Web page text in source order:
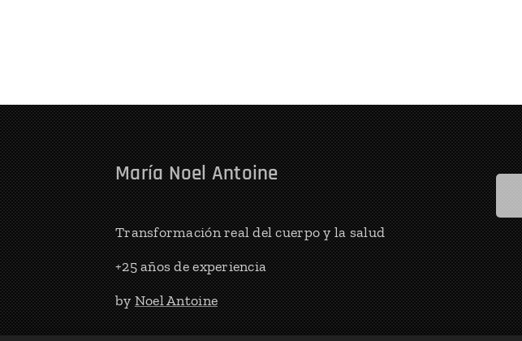
María Noel Antoine
Transformación real del cuerpo y la salud
+25 años de experiencia
byNoel Antoine